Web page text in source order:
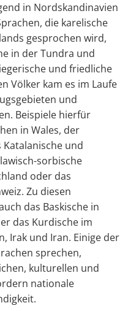
in Nordskandinavien
die karelische
gesprochen wird,
in der Tundra und
und friedliche
Völker kam es im Laufe
und
Beispiele hierfür
in Wales, der
und
sorbische
oder das
Zu diesen
das Baskische in
das Kurdische im
Irak und Iran. Einige der
sprechen,
kulturellen und
nationale